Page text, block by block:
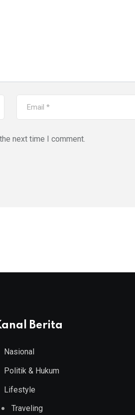
next time I comment.
Berita
Nasional
Politik & Hukum
Lifestyle
Traveling